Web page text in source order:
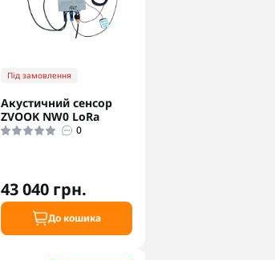
Під замовлення
Акустичний сенсор
ZVOOK NW0 LoRa
0
43 040 грн.
До кошика